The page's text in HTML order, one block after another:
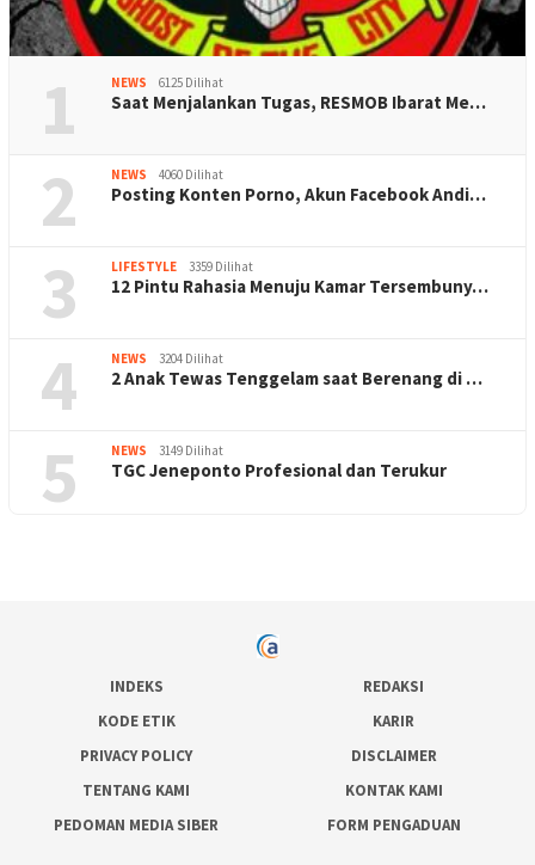
1 NEWS 6125 Dilihat
Saat Menjalankan Tugas, RESMOB Ibarat Me…
2 NEWS 4060 Dilihat
Posting Konten Porno, Akun Facebook Andi…
3 LIFESTYLE 3359 Dilihat
12 Pintu Rahasia Menuju Kamar Tersembuny…
4 NEWS 3204 Dilihat
2 Anak Tewas Tenggelam saat Berenang di …
5 NEWS 3149 Dilihat
TGC Jeneponto Profesional dan Terukur
INDEKS
REDAKSI
KODE ETIK
KARIR
PRIVACY POLICY
DISCLAIMER
TENTANG KAMI
KONTAK KAMI
PEDOMAN MEDIA SIBER
FORM PENGADUAN